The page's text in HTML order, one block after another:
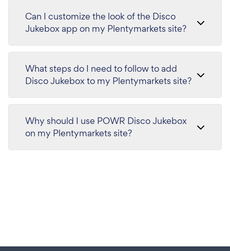
Can I customize the look of the Disco
Jukebox app on my Plentymarkets site?
What steps do I need to follow to add
Disco Jukebox to my Plentymarkets site?
Why should I use POWR Disco Jukebox
on my Plentymarkets site?